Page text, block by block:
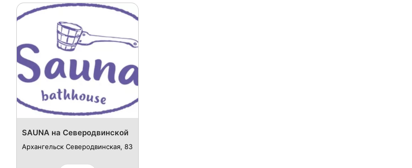
SAUNA на Северодвинской
Архангельск ​Северодвинская, 83